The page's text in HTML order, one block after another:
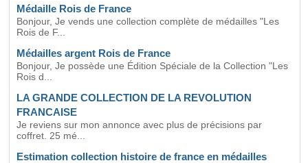
Médaille Rois de France
Bonjour, Je vends une collection complète de médailles "Les
Rois de F...
Médailles argent Rois de France
Bonjour, Je possède une Édition Spéciale de la Collection "Les
Rois d...
LA GRANDE COLLECTION DE LA REVOLUTION
FRANCAISE
Je reviens sur mon annonce avec plus de précisions par
coffret. 25 mé...
Estimation collection histoire de france en médailles